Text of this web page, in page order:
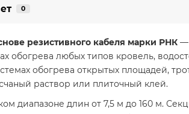
0
резистивного кабеля марки РНК —
обогрева любых типов кровель,
обогрева открытых площадей,
раствор или плиточный клей.
диапазоне длин от 7,5 м до 160 м.